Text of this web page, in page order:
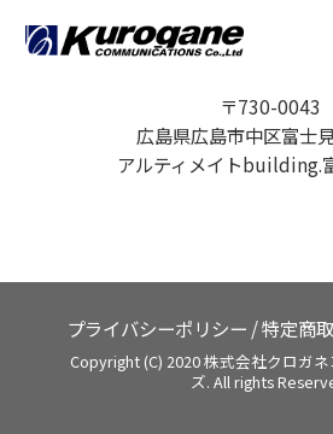
〒730-0043
広島県広島市中区富士
アルティメイトbuilding.
プライバシーポリシー /特定商
Copyright (C) 2020 株式会社クロガ
ズ. All rights